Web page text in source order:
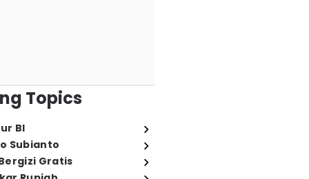
Topics
BI
Subianto
Gratis